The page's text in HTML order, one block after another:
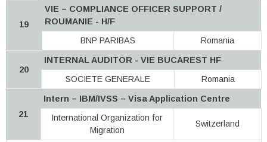
19
VIE – COMPLIANCE OFFICER SUPPORT /
ROUMANIE - H/F
BNP PARIBAS
Romania
20
INTERNAL AUDITOR - VIE BUCAREST HF
SOCIETE GENERALE
Romania
21
Intern – IBM/IVSS – Visa Application Centre
International Organization for
Migration
Switzerland